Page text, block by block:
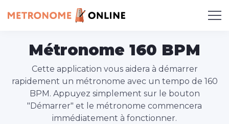
Métronome 160 BPM
Cette application vous aidera à démarrer
rapidement un métronome avec un tempo de 160
BPM. Appuyez simplement sur le bouton
"Démarrer" et le métronome commencera
immédiatement à fonctionner.